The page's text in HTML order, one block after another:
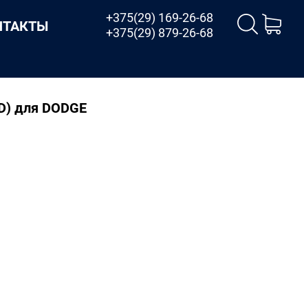
+375(29) 169-26-68
+375(29) 879-26-68
для DODGE